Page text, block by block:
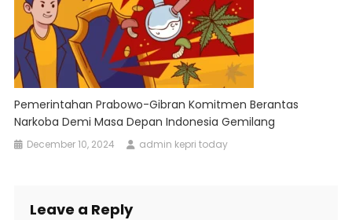
Pemerintahan Prabowo-Gibran Komitmen Berantas
Narkoba Demi Masa Depan Indonesia Gemilang
December 10, 2024 admin kepri today
Leave a Reply